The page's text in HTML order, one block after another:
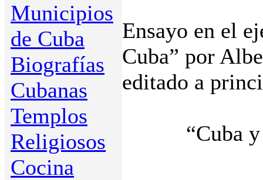
Municipios
de Cuba
Biografías
Cubanas
Templos
Religiosos
Cocina
Ensayo en el
Cuba” por
editado a
“Cuba